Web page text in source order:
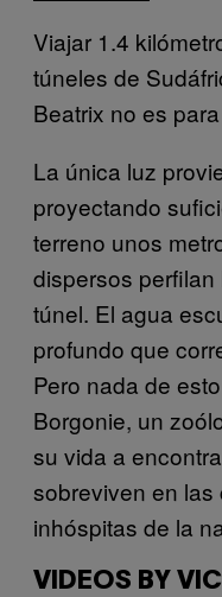
Viajar 1.4
túneles de
Beatrix no es
La única luz
proyectando
terreno unos
dispersos
túnel. El agua
profundo que
Pero nada de
Borgonie, un
su vida a
sobreviven en
inhóspitas de la
VIDEOS BY